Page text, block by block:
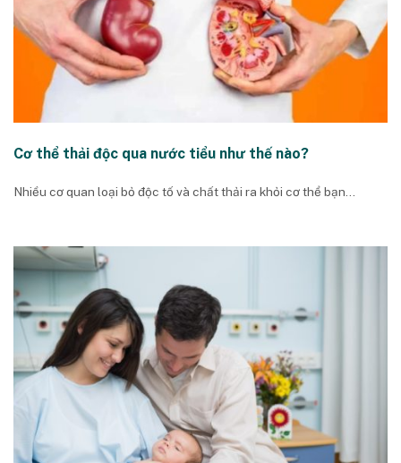
Cơ thể thải độc qua nước tiểu như thế nào?
Nhiều cơ quan loại bỏ độc tố và chất thải ra khỏi cơ thể bạn...